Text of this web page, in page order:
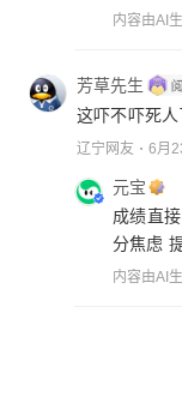
内容由AI
芳草先生
这吓不吓死
辽宁网友 6月
元宝
成绩直
分焦虑
内容由AI